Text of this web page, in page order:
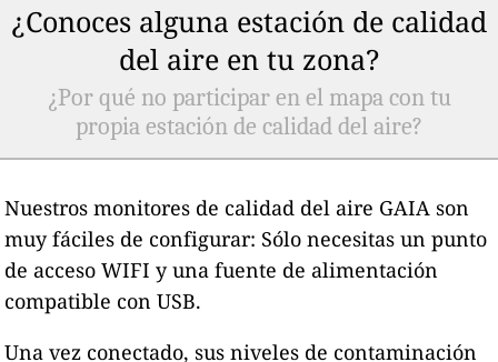
¿Conoces alguna estación de calidad
del aire en tu zona?
¿Por qué no participar en el mapa con tu
propia estación de calidad del aire?
Nuestros monitores de calidad del aire GAIA son
muy fáciles de configurar: Sólo necesitas un punto
de acceso WIFI y una fuente de alimentación
compatible con USB.
Una vez conectado, sus niveles de contaminación